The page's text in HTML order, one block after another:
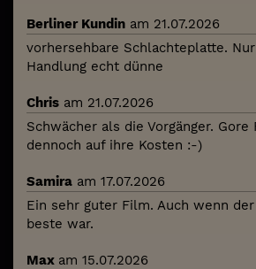
Berliner Kundin am 21.07.2026
vorhersehbare Schlachteplatte.
Handlung echt dünne
Chris am 21.07.2026
Schwächer als die Vorgänger. Gore
dennoch auf ihre Kosten :-)
Samira am 17.07.2026
Ein sehr guter Film. Auch wenn
beste war.
Max am 15.07.2026